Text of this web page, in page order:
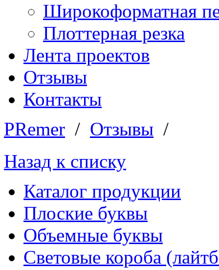
Широкоформатная
Плоттерная резка
Лента проектов
Отзывы
Контакты
PRemer / Отзывы /
Назад к списку
Каталог продукции
Плоские буквы
Объемные буквы
Световые короба